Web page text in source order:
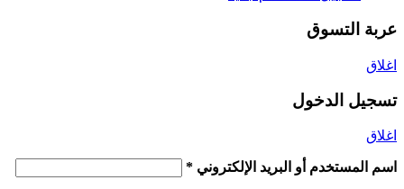
عربة التسوق
اغلاق
تسجيل الدخول
اغلاق
اسم المستخدم أو البريد الإلكتروني *